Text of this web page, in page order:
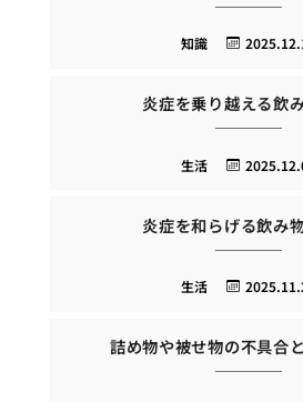
知識
炎症を乗り越える飲
生活
炎症を和らげる飲み
生活
詰め物や被せ物の不具合